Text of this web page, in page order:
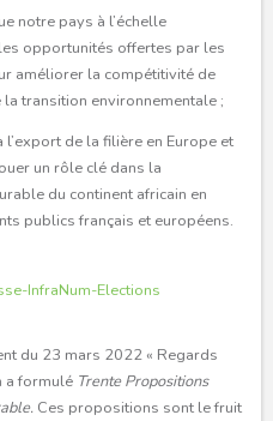
notre pays à l’échelle
opportunités offertes par les
améliorer la compétitivité de
transition environnementale ;
l’export de la filière en Europe et
un rôle clé dans la
du continent africain en
publics français et européens.
InfraNum-Elections
du 23 mars 2022 « Regards
a formulé Trente Propositions
Ces propositions sont le fruit